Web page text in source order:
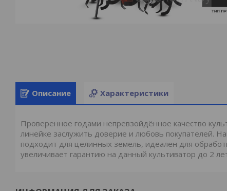
Описание Характеристики
Проверенное годами непревзойдённое качество
линейке заслужить доверие и любовь покупателей.
подходит для целинных земель, идеален для
увеличивает гарантию на данный культиватор до 2